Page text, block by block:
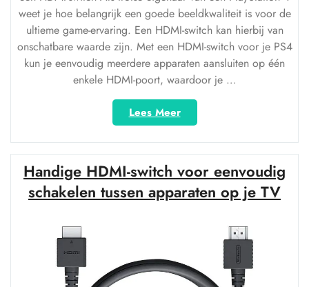
weet je hoe belangrijk een goede beeldkwaliteit is voor de
ultieme game-ervaring. Een HDMI-switch kan hierbij van
onschatbare waarde zijn. Met een HDMI-switch voor je PS4
kun je eenvoudig meerdere apparaten aansluiten op één
enkele HDMI-poort, waardoor je …
Lees Meer“Optimaliseer
je
PS4-
ervaring
met
een
HDMI-
Handige HDMI-switch voor eenvoudig
schakelen tussen apparaten op je TV